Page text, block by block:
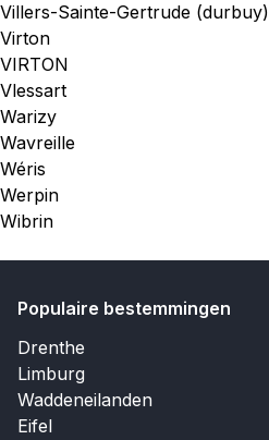
Villers-Sainte-Gertrude (durbuy)
Virton
VIRTON
Vlessart
Warizy
Wavreille
Wéris
Werpin
Wibrin
Populaire bestemmingen
Drenthe
Limburg
Waddeneilanden
Eifel